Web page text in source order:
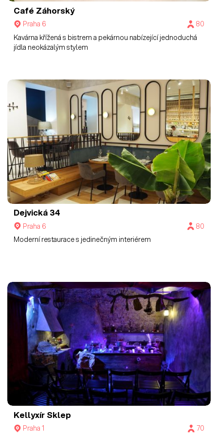
Café Záhorský
Praha 6
80
Kavárna křížená s bistrem a pekárnou nabízející jednoduchá
jídla neokázalým stylem
Dejvická 34
Praha 6
80
Moderní restaurace s jedinečným interiérem
Kellyxír Sklep
Praha 1
70